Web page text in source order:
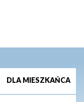
DLA MIESZKAŃCA